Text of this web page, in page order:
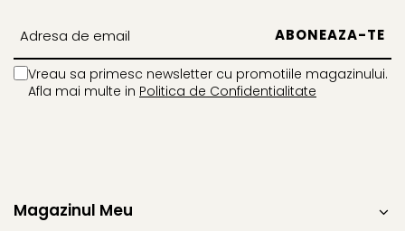
Vreau sa primesc newsletter cu promotiile magazinului.
Afla mai multe in Politica de Confidentialitate
Magazinul Meu